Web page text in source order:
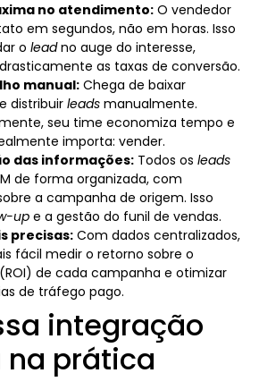
no atendimento: O vendedor
em segundos, não em horas. Isso
o leadno auge do interesse,
as taxas de conversão.
manual:Chega de baixar
distribuir leads manualmente.
seu time economiza tempo e
importa: vender.
das informações: Todos os leads
de forma organizada, com
a campanha de origem. Isso
upe a gestão do funil de vendas.
precisas: Com dados centralizados,
fácil medir o retorno sobre o
de cada campanha e otimizar
de tráfego pago.
integração
prática